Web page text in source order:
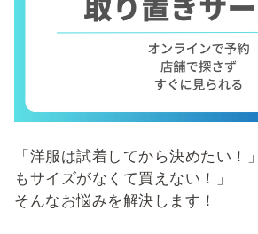
「洋服は試着してから決めたい！
もサイズがなくて買えない！」
そんなお悩みを解決します！